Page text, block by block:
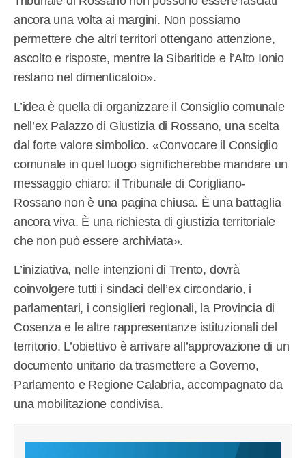
ancora una volta ai margini. Non possiamo
permettere che altri territori ottengano attenzione,
ascolto e risposte, mentre la Sibaritide e l’Alto Ionio
restano nel dimenticatoio».
L’idea è quella di organizzare il Consiglio comunale
nell’ex Palazzo di Giustizia di Rossano, una scelta
dal forte valore simbolico. «Convocare il Consiglio
comunale in quel luogo significherebbe mandare un
messaggio chiaro: il Tribunale di Corigliano-
Rossano non è una pagina chiusa. È una battaglia
ancora viva. È una richiesta di giustizia territoriale
che non può essere archiviata».
L’iniziativa, nelle intenzioni di Trento, dovrà
coinvolgere tutti i sindaci dell’ex circondario, i
parlamentari, i consiglieri regionali, la Provincia di
Cosenza e le altre rappresentanze istituzionali del
territorio. L’obiettivo è arrivare all’approvazione di un
documento unitario da trasmettere a Governo,
Parlamento e Regione Calabria, accompagnato da
una mobilitazione condivisa.